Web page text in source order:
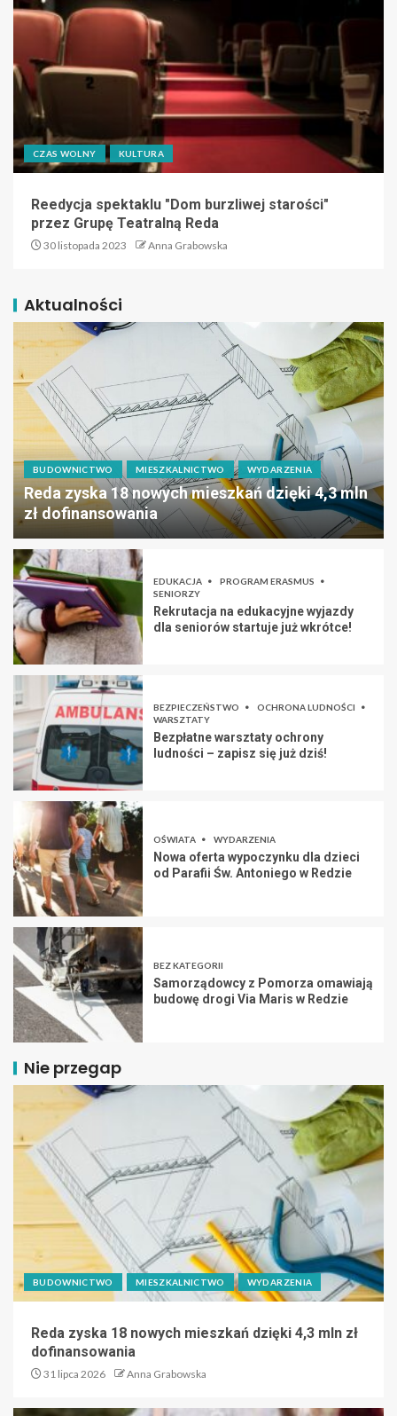
CZAS WOLNY KULTURA
Reedycja spektaklu "Dom burzliwej starości"
przez Grupę Teatralną Reda
30 listopada 2023 Anna Grabowska
Aktualności
BUDOWNICTWO MIESZKALNICTWO WYDARZENIA
Reda zyska 18 nowych mieszkań dzięki 4,3 mln
zł dofinansowania
EDUKACJA
PROGRAM ERASMUS
SENIORZY
Rekrutacja na edukacyjne wyjazdy
dla seniorów startuje już wkrótce!
BEZPIECZEŃSTWO
OCHRONA LUDNOŚCI
WARSZTATY
Bezpłatne warsztaty ochrony
ludności – zapisz się już dziś!
OŚWIATA WYDARZENIA
Nowa oferta wypoczynku dla dzieci
od Parafii Św. Antoniego w Redzie
BEZ KATEGORII
Samorządowcy z Pomorza omawiają
budowę drogi Via Maris w Redzie
Nie przegap
BUDOWNICTWO MIESZKALNICTWO WYDARZENIA
Reda zyska 18 nowych mieszkań dzięki 4,3 mln zł
dofinansowania
31 lipca 2026 Anna Grabowska